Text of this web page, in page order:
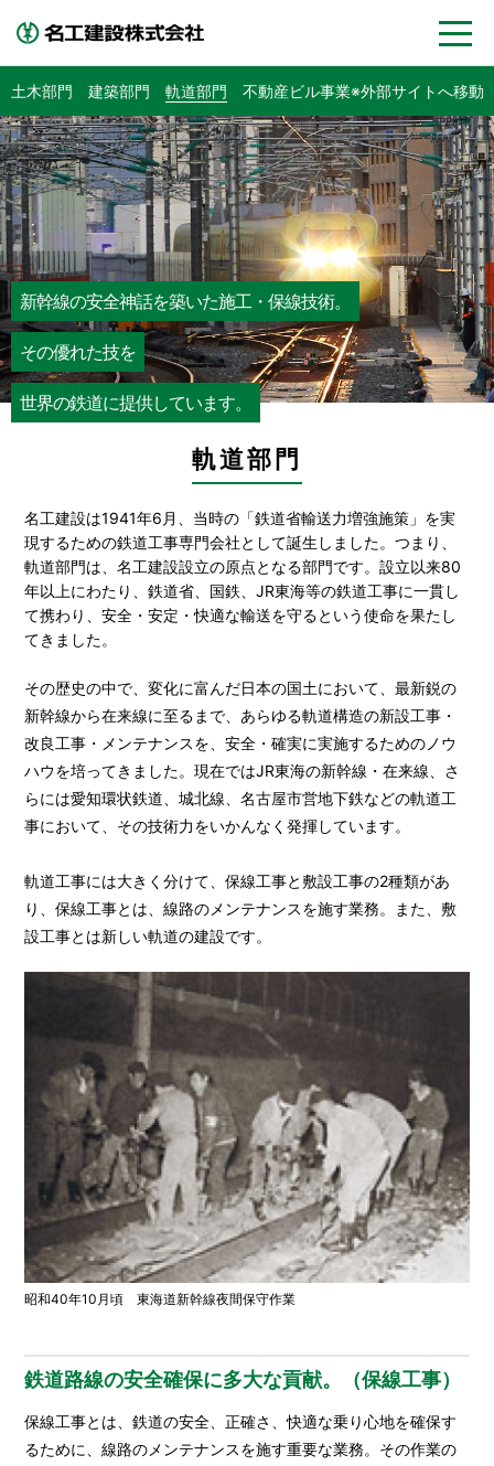
土木部門 建築部門 軌道部門 不動産ビル事業※外部サイトへ移動
新幹線の安全神話を築いた施工・保線技術。
その優れた技を
世界の鉄道に提供しています。
軌道部門
名工建設は1941年6月、当時の「鉄道省輸送力増強施策」を実
現するための鉄道工事専門会社として誕生しました。つまり、
軌道部門は、名工建設設立の原点となる部門です。設立以来80
年以上にわたり、鉄道省、国鉄、JR東海等の鉄道工事に一貫し
て携わり、安全・安定・快適な輸送を守るという使命を果たし
てきました。
その歴史の中で、変化に富んだ日本の国土において、最新鋭の
新幹線から在来線に至るまで、あらゆる軌道構造の新設工事・
改良工事・メンテナンスを、安全・確実に実施するためのノウ
ハウを培ってきました。現在ではJR東海の新幹線・在来線、さ
らには愛知環状鉄道、城北線、名古屋市営地下鉄などの軌道工
事において、その技術力をいかんなく発揮しています。
軌道工事には大きく分けて、保線工事と敷設工事の2種類があ
り、保線工事とは、線路のメンテナンスを施す業務。また、敷
設工事とは新しい軌道の建設です。
昭和40年10月頃 東海道新幹線夜間保守作業
鉄道路線の安全確保に多大な貢献。（保線工事）
保線工事とは、鉄道の安全、正確さ、快適な乗り心地を確保す
るために、線路のメンテナンスを施す重要な業務。その作業の